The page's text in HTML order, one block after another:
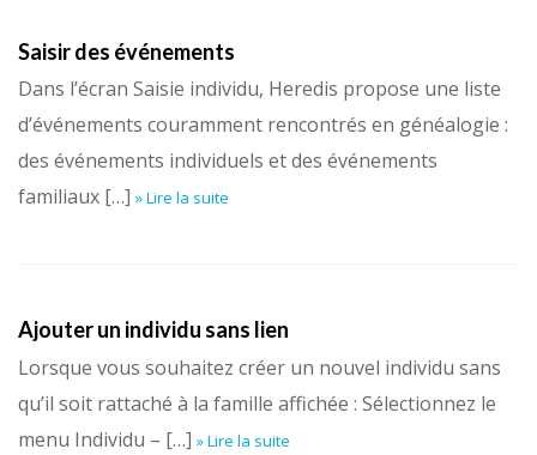
Saisir des événements
Dans l’écran Saisie individu, Heredis propose une liste
d’événements couramment rencontrés en généalogie :
des événements individuels et des événements
familiaux […] » Lire la suite
Ajouter un individu sans lien
Lorsque vous souhaitez créer un nouvel individu sans
qu’il soit rattaché à la famille affichée : Sélectionnez le
menu Individu – […] » Lire la suite